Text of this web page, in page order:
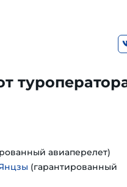
авиаперелет)
(гарантированный